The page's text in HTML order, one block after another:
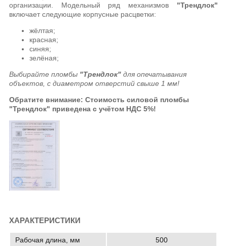
организации. Модельный ряд механизмов "Трендлок"
включает следующие корпусные расцветки:
жёлтая;
красная;
синяя;
зелёная;
Выбирайте пломбы "Трендлок" для опечатывания
объектов, с диаметром отверстий свыше 1 мм!
Обратите внимание: Стоимость силовой пломбы
"Трендлок" приведена с учётом НДС 5%!
ХАРАКТЕРИСТИКИ
Рабочая длина, мм 500